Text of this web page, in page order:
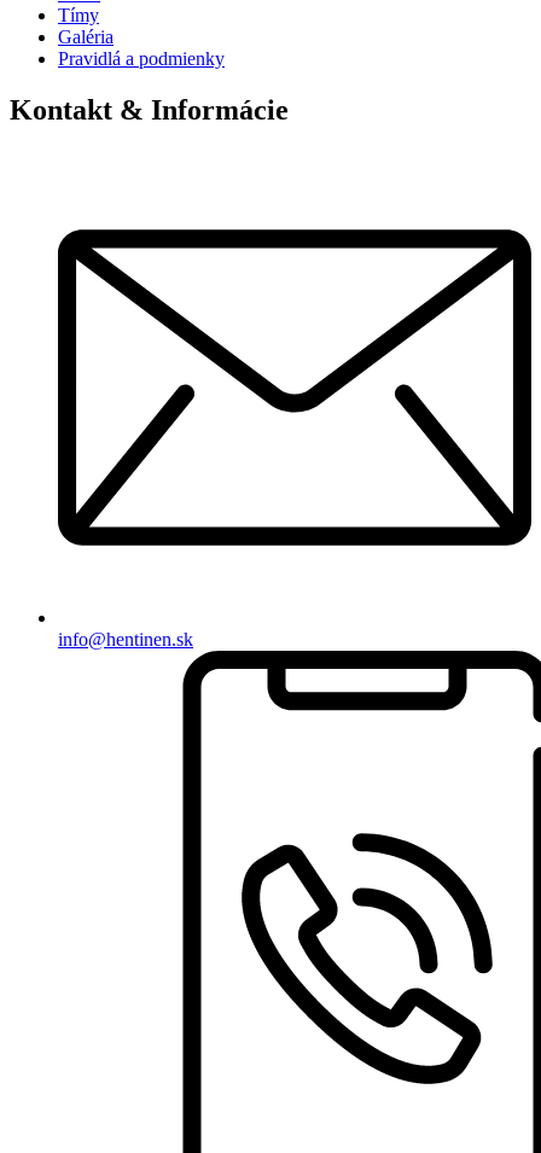
Tímy
Galéria
Pravidlá a podmienky
Kontakt & Informácie
info@hentinen.sk